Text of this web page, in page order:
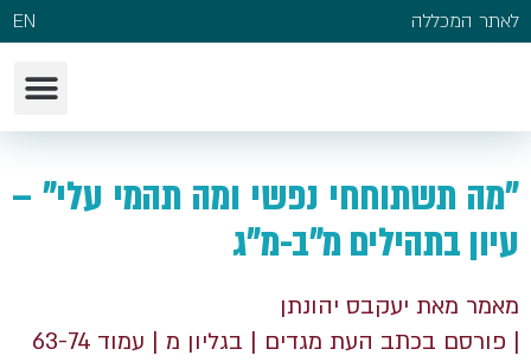
לאתר המכללה EN
"מה תשתוחחי נפשי ומה תהמי עלי" –
עיון בתהילים מ"ב-מ"ג
מאמר מאת יעקבס יהונתן
| פורסם בכתב העת מגדים | בגליון מ | עמוד 63-74